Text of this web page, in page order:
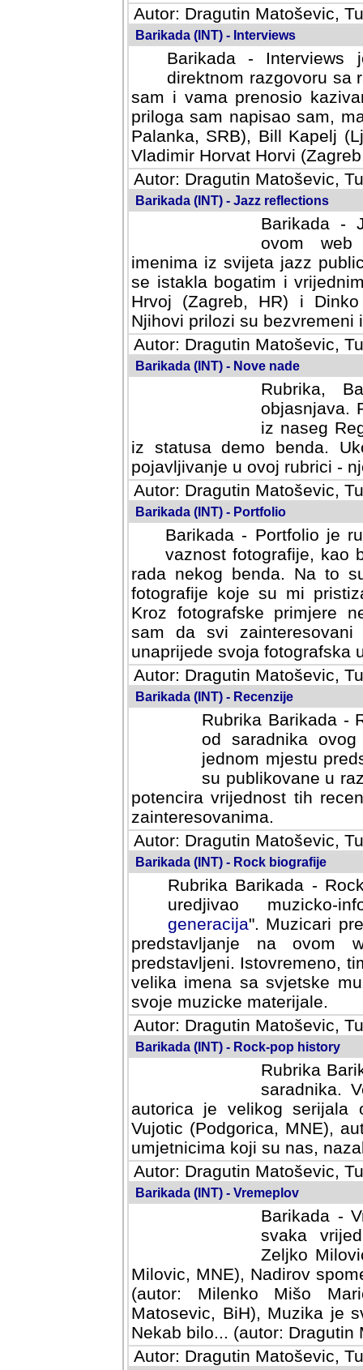
Autor: Dragutin Matoševic,
Barikada (INT) - Interviews
Barikada -
direktnom razgovoru sa
sam i vama prenosio
priloga sam napisao sam,
Palanka, SRB), Bill Kapelj
Vladimir Horvat Horvi
Autor: Dragutin Matoševic,
Barikada (INT) - Jazz reflections
Barikada -
ovom web
imenima iz svijeta jazz
se istakla bogatim i
Hrvoj (Zagreb, HR) i
Njihovi prilozi su bezvremeni
Autor: Dragutin Matoševic,
Barikada (INT) - Nove nade
Rubrika,
objasnjava.
iz naseg
iz statusa demo benda.
pojavljivanje u ovoj rubrici -
Autor: Dragutin Matoševic,
Barikada (INT) - Portfolio
Barikada - Portfolio je
vaznost fotografije, kao
rada nekog benda. Na to
fotografije koje su mi
fotografske primjere
svi zainteresovani
svoja fotografska umijeca.
Autor: Dragutin Matoševic,
Barikada (INT) - Recenzije
Rubrika Barikada -
od saradnika
jednom mjestu
su publikovane u
potencira vrijednost tih
zainteresovanima.
Autor: Dragutin Matoševic,
Barikada (INT) - Rock biografije
Rubrika Barikada -
uredjivao muzicko-
Muzicari predstavljeni u
na ovom web portalu
Istovremeno, tim nacinom
sa svjetske muzicke scene
materijale.
Autor: Dragutin Matoševic,
Barikada (INT) - Rock-pop history
Rubrika
saradnika.
autorica je velikog serijala
Vujotic (Podgorica, MNE),
umjetnicima koji su nas,
Autor: Dragutin Matoševic,
Barikada (INT) - Vremeplov
Barikada -
svaka
Milovic,
MNE), Nadirov spomenar
Milenko Mišo Maric, UK),
Muzika je svirala (autor:
(autor: Dragutin Matosevic,
Autor: Dragutin Matoševic,